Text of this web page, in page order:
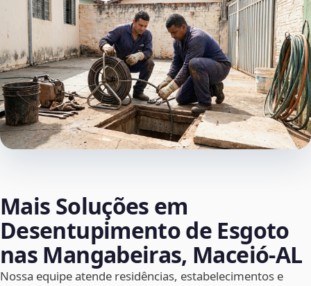
Mais Soluções em
Desentupimento de Esgoto
nas Mangabeiras, Maceió‑AL
Nossa equipe atende residências, estabelecimentos e